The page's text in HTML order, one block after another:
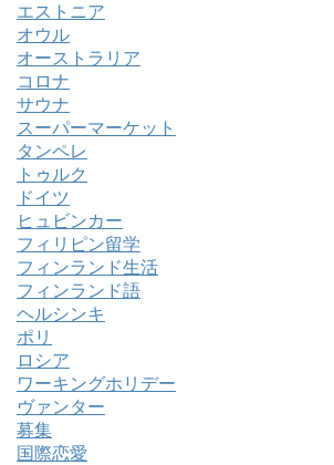
エストニア
オウル
オーストラリア
コロナ
サウナ
スーパーマーケット
タンペレ
トゥルク
ドイツ
ヒュビンカー
フィリピン留学
フィンランド生活
フィンランド語
ヘルシンキ
ポリ
ロシア
ワーキングホリデー
ヴァンター
募集
国際恋愛